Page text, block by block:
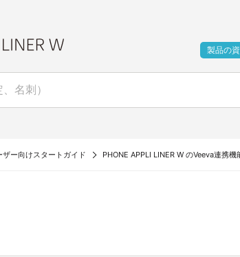
製品の
ザー向けスタートガイド PHONE APPLI LINER W のVeeva連携